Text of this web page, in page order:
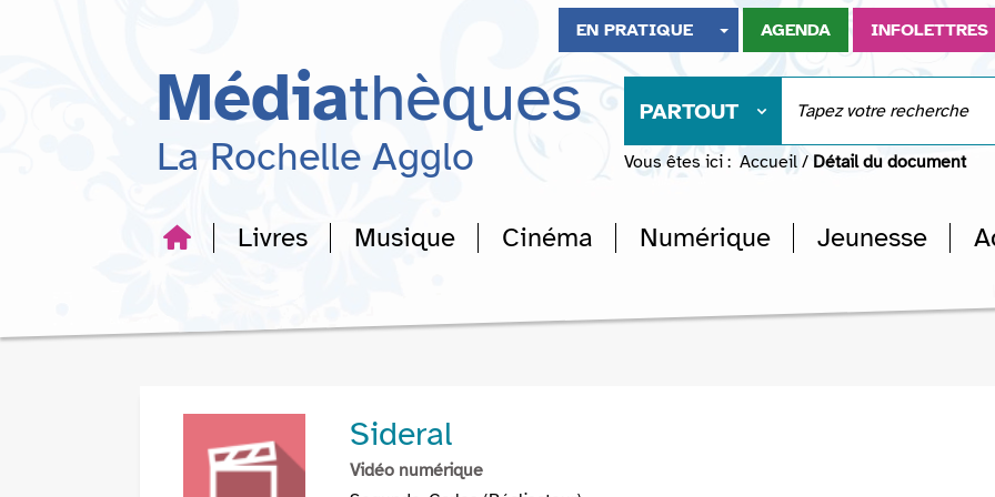
recherche
EN PRATIQUE AGENDA INFOLETTRES
Médiathèques
La Rochelle Agglo
PARTOUT
Vous êtes ici : Accueil / Détail du document
Livres Musique Cinéma Numérique Jeunesse
Sideral
Vidéo numérique